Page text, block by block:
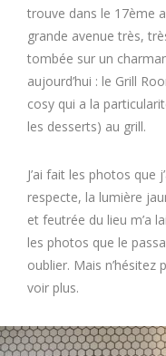
trouve dans le 17ème
grande avenue très,
tombée sur un
aujourd’hui : le Grill
cosy qui a la
les desserts) au grill.
J’ai fait les photos que
respecte, la lumière
et feutrée du lieu m’a
les photos que le
oublier. Mais n’hésitez
voir plus.